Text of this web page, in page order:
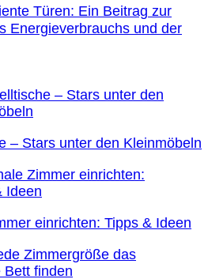
Türen: Ein Beitrag zur
Energieverbrauchs und der
– Stars unter den Kleinmöbeln
einrichten: Tipps & Ideen